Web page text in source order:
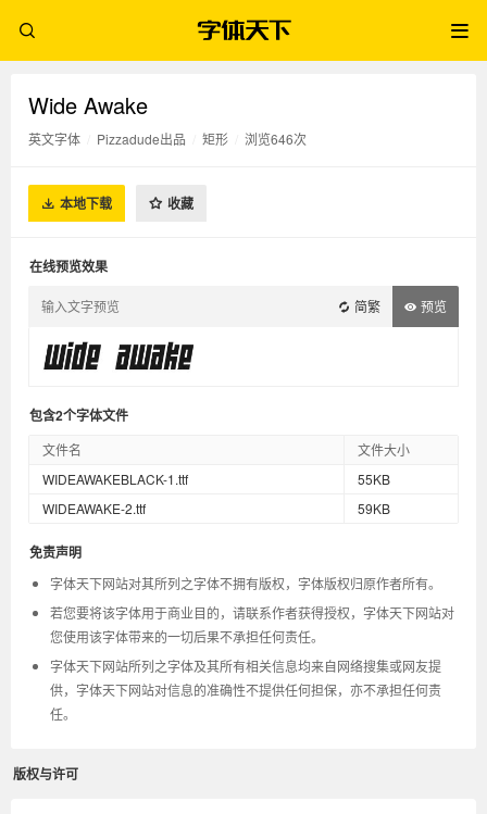
Wide Awake
英文字体 Pizzadude出品 矩形 浏览646次
本地下载 收藏
在线预览效果
简繁 预览
包含2个字体文件
文件名
文件大小
WIDEAWAKEBLACK-1.ttf
55KB
WIDEAWAKE-2.ttf
59KB
免责声明
字体天下网站对其所列之字体不拥有版权，字体版权归原作者所有。
若您要将该字体用于商业目的，请联系作者获得授权，字体天下网站对
您使用该字体带来的一切后果不承担任何责任。
字体天下网站所列之字体及其所有相关信息均来自网络搜集或网友提
供，字体天下网站对信息的准确性不提供任何担保，亦不承担任何责
任。
版权与许可